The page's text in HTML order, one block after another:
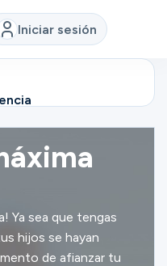
Iniciar sesión
Ya sea que tengas
hijos se hayan
de afianzar tu